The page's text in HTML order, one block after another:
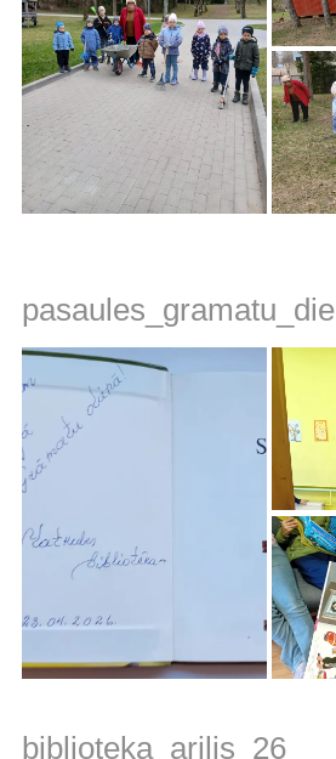
biblioteka_arilis_26